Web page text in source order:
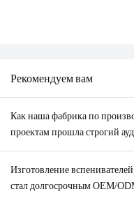
Рекомендуем вам
Как наша фабрика по
проектам прошла строгий
Изготовление
стал долгосрочным OEM/